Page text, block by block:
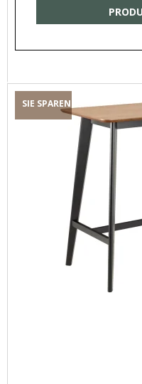
SIE SPAREN